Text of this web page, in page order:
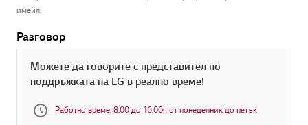
имейл.
Разговор
Можете да говорите с представител по
поддръжката на LG в реално време!
Работно време: 8:00 до 16:00ч от понеделник до петък